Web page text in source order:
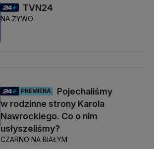
TVN24
NA ŻYWO
PREMIERA
Pojechaliśmy
w rodzinne strony Karola
Nawrockiego. Co o nim
usłyszeliśmy?
CZARNO NA BIAŁYM